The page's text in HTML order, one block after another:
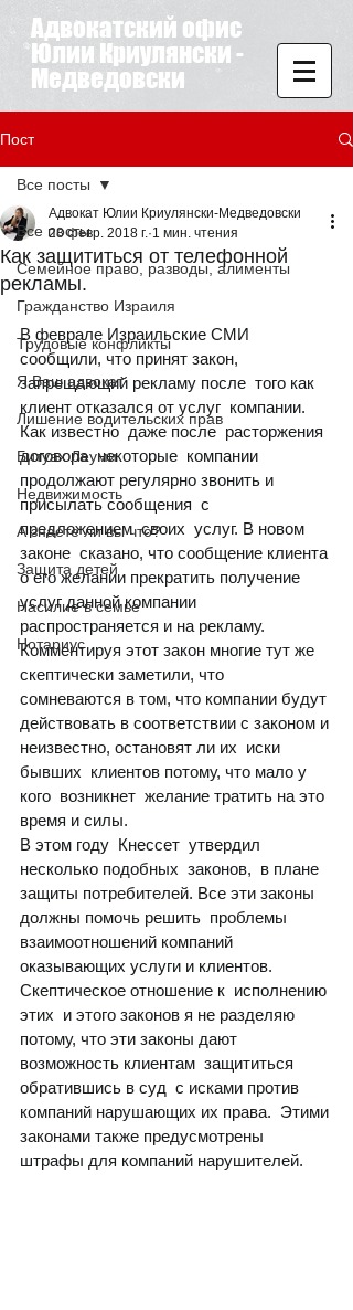
Адвокатский офис
Юлии Криулянски -
Медведовски
Пост
Все посты
Семейное право, разводы, алименты
Гражданство Израиля
Трудовые конфликты
Я Ваш адвокат
Лишение водительских прав
Битуах Леуми
Недвижимость
А знаете ли вы что?
Защита детей
Насилие в семье
Нотариус
Все посты
Как защититься от телефонной
рекламы.
Адвокат Юлии Криулянски-Медведовски
28 февр. 2018 г. 1 мин. чтения
В феврале Израильские СМИ
сообщили, что принят закон,
запрещающий рекламу после  того как
клиент отказался от услуг  компании.
Как известно  даже после  расторжения
договора  некоторые  компании
продолжают регулярно звонить и
присылать сообщения  с
предложением  своих  услуг. В новом
законе  сказано, что сообщение клиента
о его желании прекратить получение
услуг данной компании
распространяется и на рекламу.
Комментируя этот закон многие тут же
скептически заметили, что
сомневаются в том, что компании будут
действовать в соответствии с законом и
неизвестно, остановят ли их  иски
бывших  клиентов потому, что мало у
кого  возникнет  желание тратить на это
время и силы.
В этом году  Кнессет  утвердил
несколько подобных  законов,  в плане
защиты потребителей. Все эти законы
должны помочь решить  проблемы
взаимоотношений компаний
оказывающих услуги и клиентов.
Скептическое отношение к  исполнению
этих  и этого законов я не разделяю
потому, что эти законы дают
возможность клиентам  защититься
обратившись в суд  с исками против
компаний нарушающих их права.  Этими
законами также предусмотрены
штрафы для компаний нарушителей.